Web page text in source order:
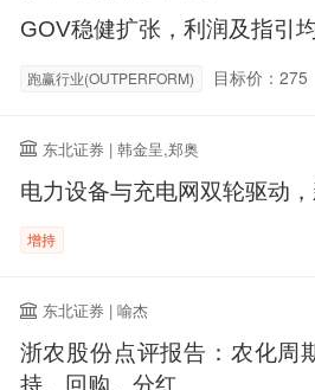
GOV稳健扩张，利润及指引
跑赢行业(OUTPERFORM) 目标价：275
东北证券 | 韩金呈,郑奥
电力设备与充电网双轮驱动
增持
东北证券 | 喻杰
浙农股份点评报告：农化周
持、回购、分红